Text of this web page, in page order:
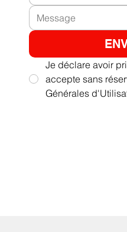
Je déclare avoir
accepte sans réserve les
Générales